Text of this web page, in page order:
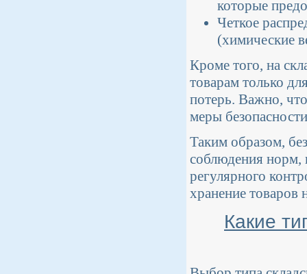
которые
Четкое
(химические
Кроме того, на
товарам только
потерь. Важно,
меры
Таким образом,
соблюдения норм,
регулярного
хранение
Какие